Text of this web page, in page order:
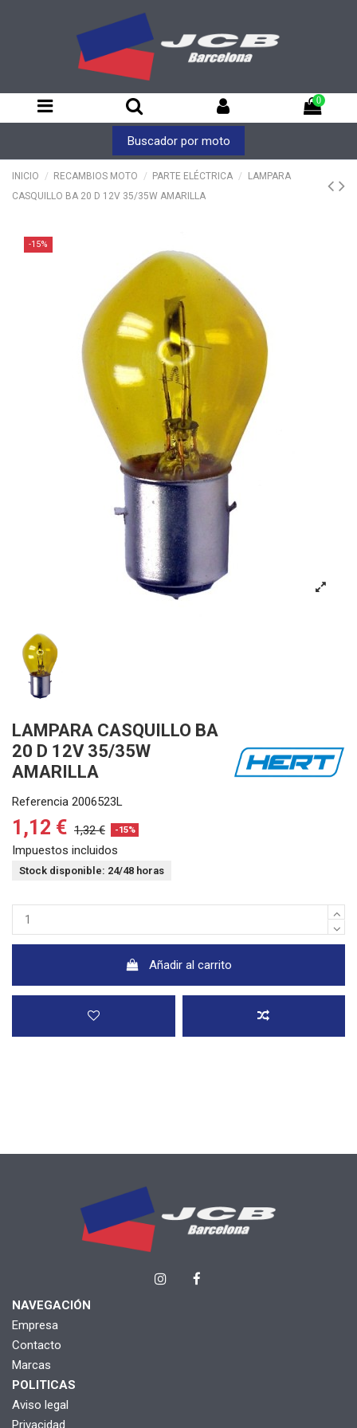
0
Buscador por moto
INICIO RECAMBIOS MOTO PARTE ELÉCTRICA
LAMPARA
CASQUILLO BA 20 D 12V 35/35W AMARILLA
-15%
LAMPARA CASQUILLO BA
20 D 12V 35/35W
AMARILLA
Referencia 2006523L
1,12 € 1,32 € -15%
Impuestos incluidos
Stock disponible: 24/48 horas
Añadir al carrito
NAVEGACIÓN
Empresa
Contacto
Marcas
POLITICAS
Aviso legal
Privacidad